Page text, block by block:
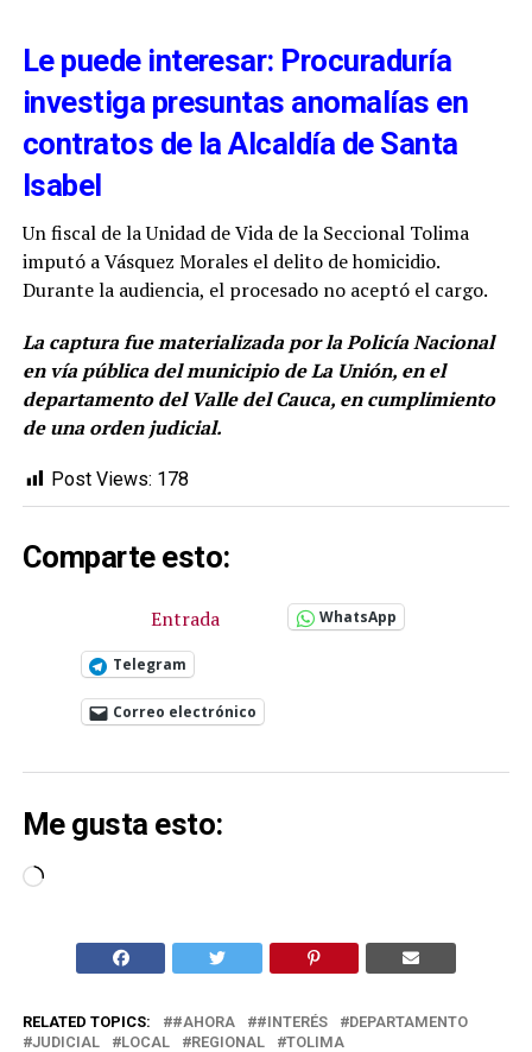
Le puede interesar: Procuraduría
investiga presuntas anomalías en
contratos de la Alcaldía de Santa
Isabel
Un fiscal de la Unidad de Vida de la Seccional Tolima
imputó a Vásquez Morales el delito de homicidio.
Durante la audiencia, el procesado no aceptó el cargo.
La captura fue materializada por la Policía Nacional
en vía pública del municipio de La Unión, en el
departamento del Valle del Cauca, en cumplimiento
de una orden judicial.
Post Views: 178
Comparte esto:
Entrada WhatsApp
Telegram
Correo electrónico
Me gusta esto:
Cargando...
RELATED TOPICS: #AHORA #INTERÉS
DEPARTAMENTO
JUDICIAL
LOCAL REGIONAL TOLIMA